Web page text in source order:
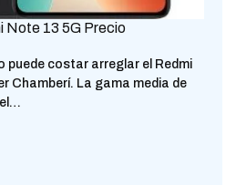
Note 13 5G Precio
puede costar arreglar el Redmi
Chamberí. La gama media de
el…